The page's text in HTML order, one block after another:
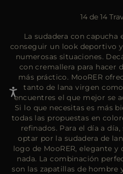
14 de 14
La sudadera con capucha
conseguir un look deportivo
numerosas situaciones.
con cremallera para hacer
más práctico. MooRER
tanto de lana virgen
encuentres el que mejor se
Si lo que necesitas es más
todas las propuestas en
refinados. Para el día a
optar por la sudadera de
logo de MooRER, elegante
nada. La combinación
son las zapatillas de hombre